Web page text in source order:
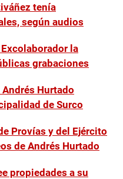
tenía
según audios
la
grabaciones
Hurtado
de Surco
Provías y del Ejército
de Andrés Hurtado
propiedades a su